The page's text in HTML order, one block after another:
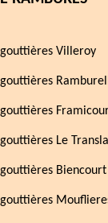
Villeroy
Le
Biencourt